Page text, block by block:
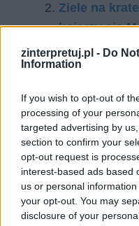
zinterpretuj.pl - Do
Information
If you wish to opt-out of
processing of your
targeted advertising by
section to confirm your
opt-out request is
interest-based ads based
us or personal
your opt-out. You may
disclosure of your
Ziele na
kojarzy się
Ziele na
Czy
sposoby
Rozprawka
Kategorie
opracowania
Tagi
Ziele na kraterze